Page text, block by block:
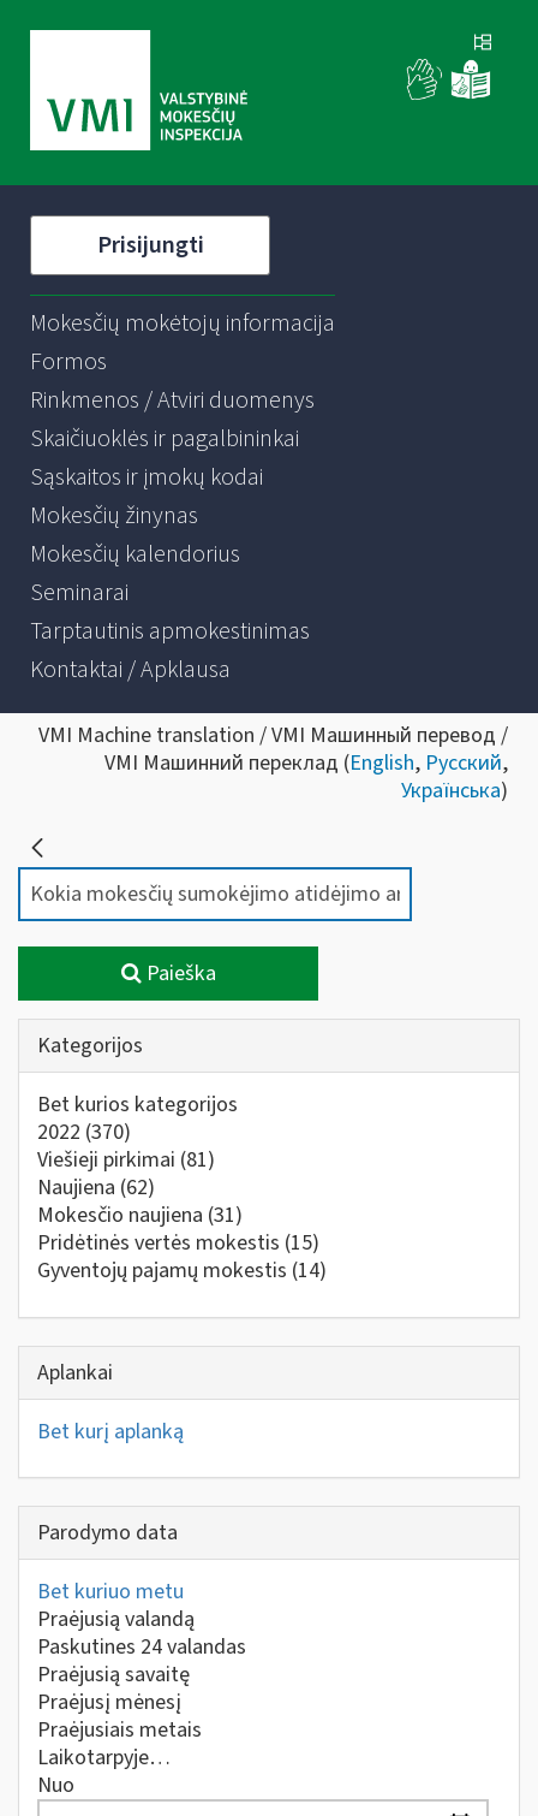
Prisijungti
Mokesčių mokėtojų informacija
Formos
Rinkmenos / Atviri duomenys
Skaičiuoklės ir pagalbininkai
Sąskaitos ir įmokų kodai
Mokesčių žinynas
Mokesčių kalendorius
Seminarai
Tarptautinis apmokestinimas
Kontaktai / Apklausa
VMI Machine translation / VMI Машинный перевод /
VMI Машинний переклад (English, Русский,
Українська)
Paieška
Kategorijos
Bet kurios kategorijos
2022 (370)
Viešieji pirkimai (81)
Naujiena (62)
Mokesčio naujiena (31)
Pridėtinės vertės mokestis (15)
Gyventojų pajamų mokestis (14)
Aplankai
Bet kurį aplanką
Parodymo data
Bet kuriuo metu
Praėjusią valandą
Paskutines 24 valandas
Praėjusią savaitę
Praėjusį mėnesį
Praėjusiais metais
Laikotarpyje…
Nuo